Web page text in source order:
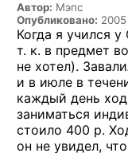
Автор: Мэпс
Опубликовано: 2005
Когда я учился
т. к. в предмет
не хотел).
и в июле в
каждый день
заниматься
стоило 400 р.
он не увидел,